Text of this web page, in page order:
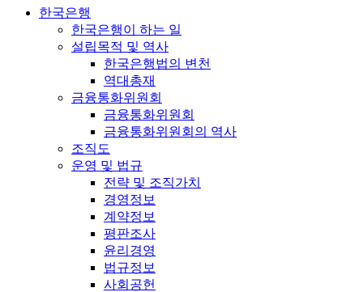
한국은행
한국은행이 하는 일
설립목적 및 역사
한국은행법의 변천
역대총재
금융통화위원회
금융통화위원회
금융통화위원회의 역사
조직도
운영 및 법규
전략 및 조직가치
경영정보
계약정보
평판조사
윤리경영
법규정보
사회공헌